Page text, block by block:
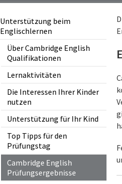
Unterstützung beim
Englischlernen
Über Cambridge English
Qualifikationen
Lernaktivitäten
Die Interessen Ihrer Kinder
nutzen
Unterstützung für Ihr Kind
Top Tipps für den
Prüfungstag
Cambridge English
Prüfungsergebnisse